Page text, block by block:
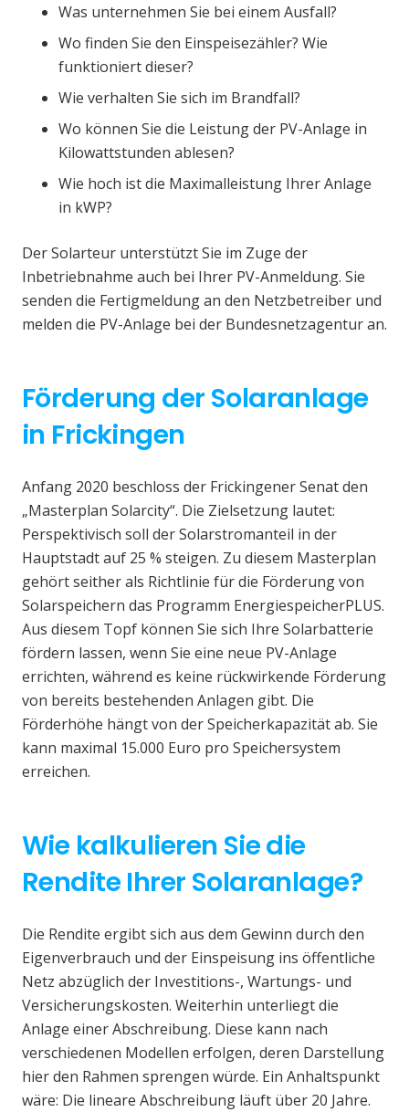
Was unternehmen Sie bei einem Ausfall?
Wo finden Sie den Einspeisezähler? Wie
funktioniert dieser?
Wie verhalten Sie sich im Brandfall?
Wo können Sie die Leistung der PV-Anlage in
Kilowattstunden ablesen?
Wie hoch ist die Maximalleistung Ihrer Anlage
in kWP?
Der Solarteur unterstützt Sie im Zuge der
Inbetriebnahme auch bei Ihrer PV-Anmeldung. Sie
senden die Fertigmeldung an den Netzbetreiber und
melden die PV-Anlage bei der Bundesnetzagentur an.
Förderung der Solaranlage
in Frickingen
Anfang 2020 beschloss der Frickingener Senat den
„Masterplan Solarcity“. Die Zielsetzung lautet:
Perspektivisch soll der Solarstromanteil in der
Hauptstadt auf 25 % steigen. Zu diesem Masterplan
gehört seither als Richtlinie für die Förderung von
Solarspeichern das Programm EnergiespeicherPLUS.
Aus diesem Topf können Sie sich Ihre Solarbatterie
fördern lassen, wenn Sie eine neue PV-Anlage
errichten, während es keine rückwirkende Förderung
von bereits bestehenden Anlagen gibt. Die
Förderhöhe hängt von der Speicherkapazität ab. Sie
kann maximal 15.000 Euro pro Speichersystem
erreichen.
Wie kalkulieren Sie die
Rendite Ihrer Solaranlage?
Die Rendite ergibt sich aus dem Gewinn durch den
Eigenverbrauch und der Einspeisung ins öffentliche
Netz abzüglich der Investitions-, Wartungs- und
Versicherungskosten. Weiterhin unterliegt die
Anlage einer Abschreibung. Diese kann nach
verschiedenen Modellen erfolgen, deren Darstellung
hier den Rahmen sprengen würde. Ein Anhaltspunkt
wäre: Die lineare Abschreibung läuft über 20 Jahre.